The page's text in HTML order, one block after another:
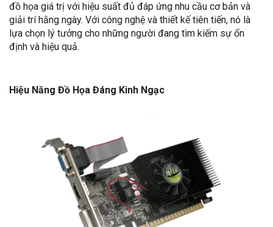
đồ họa giá trị với hiệu suất đủ đáp ứng nhu cầu cơ bản và
giải trí hằng ngày. Với công nghệ và thiết kế tiên tiến, nó là
lựa chọn lý tưởng cho những người đang tìm kiếm sự ổn
định và hiệu quả.
Hiệu Năng Đồ Họa Đáng Kinh Ngạc